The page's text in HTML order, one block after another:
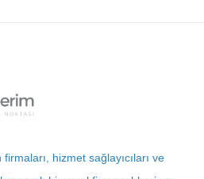
hizmet sağlayıcıları ve